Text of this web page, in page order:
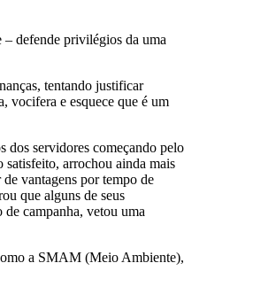
– defende privilégios da uma
tentando justificar
vocifera e esquece que é um
dos servidores começando pelo
satisfeito, arrochou ainda mais
vantagens por tempo de
que alguns de seus
de campanha, vetou uma
a SMAM (Meio Ambiente),